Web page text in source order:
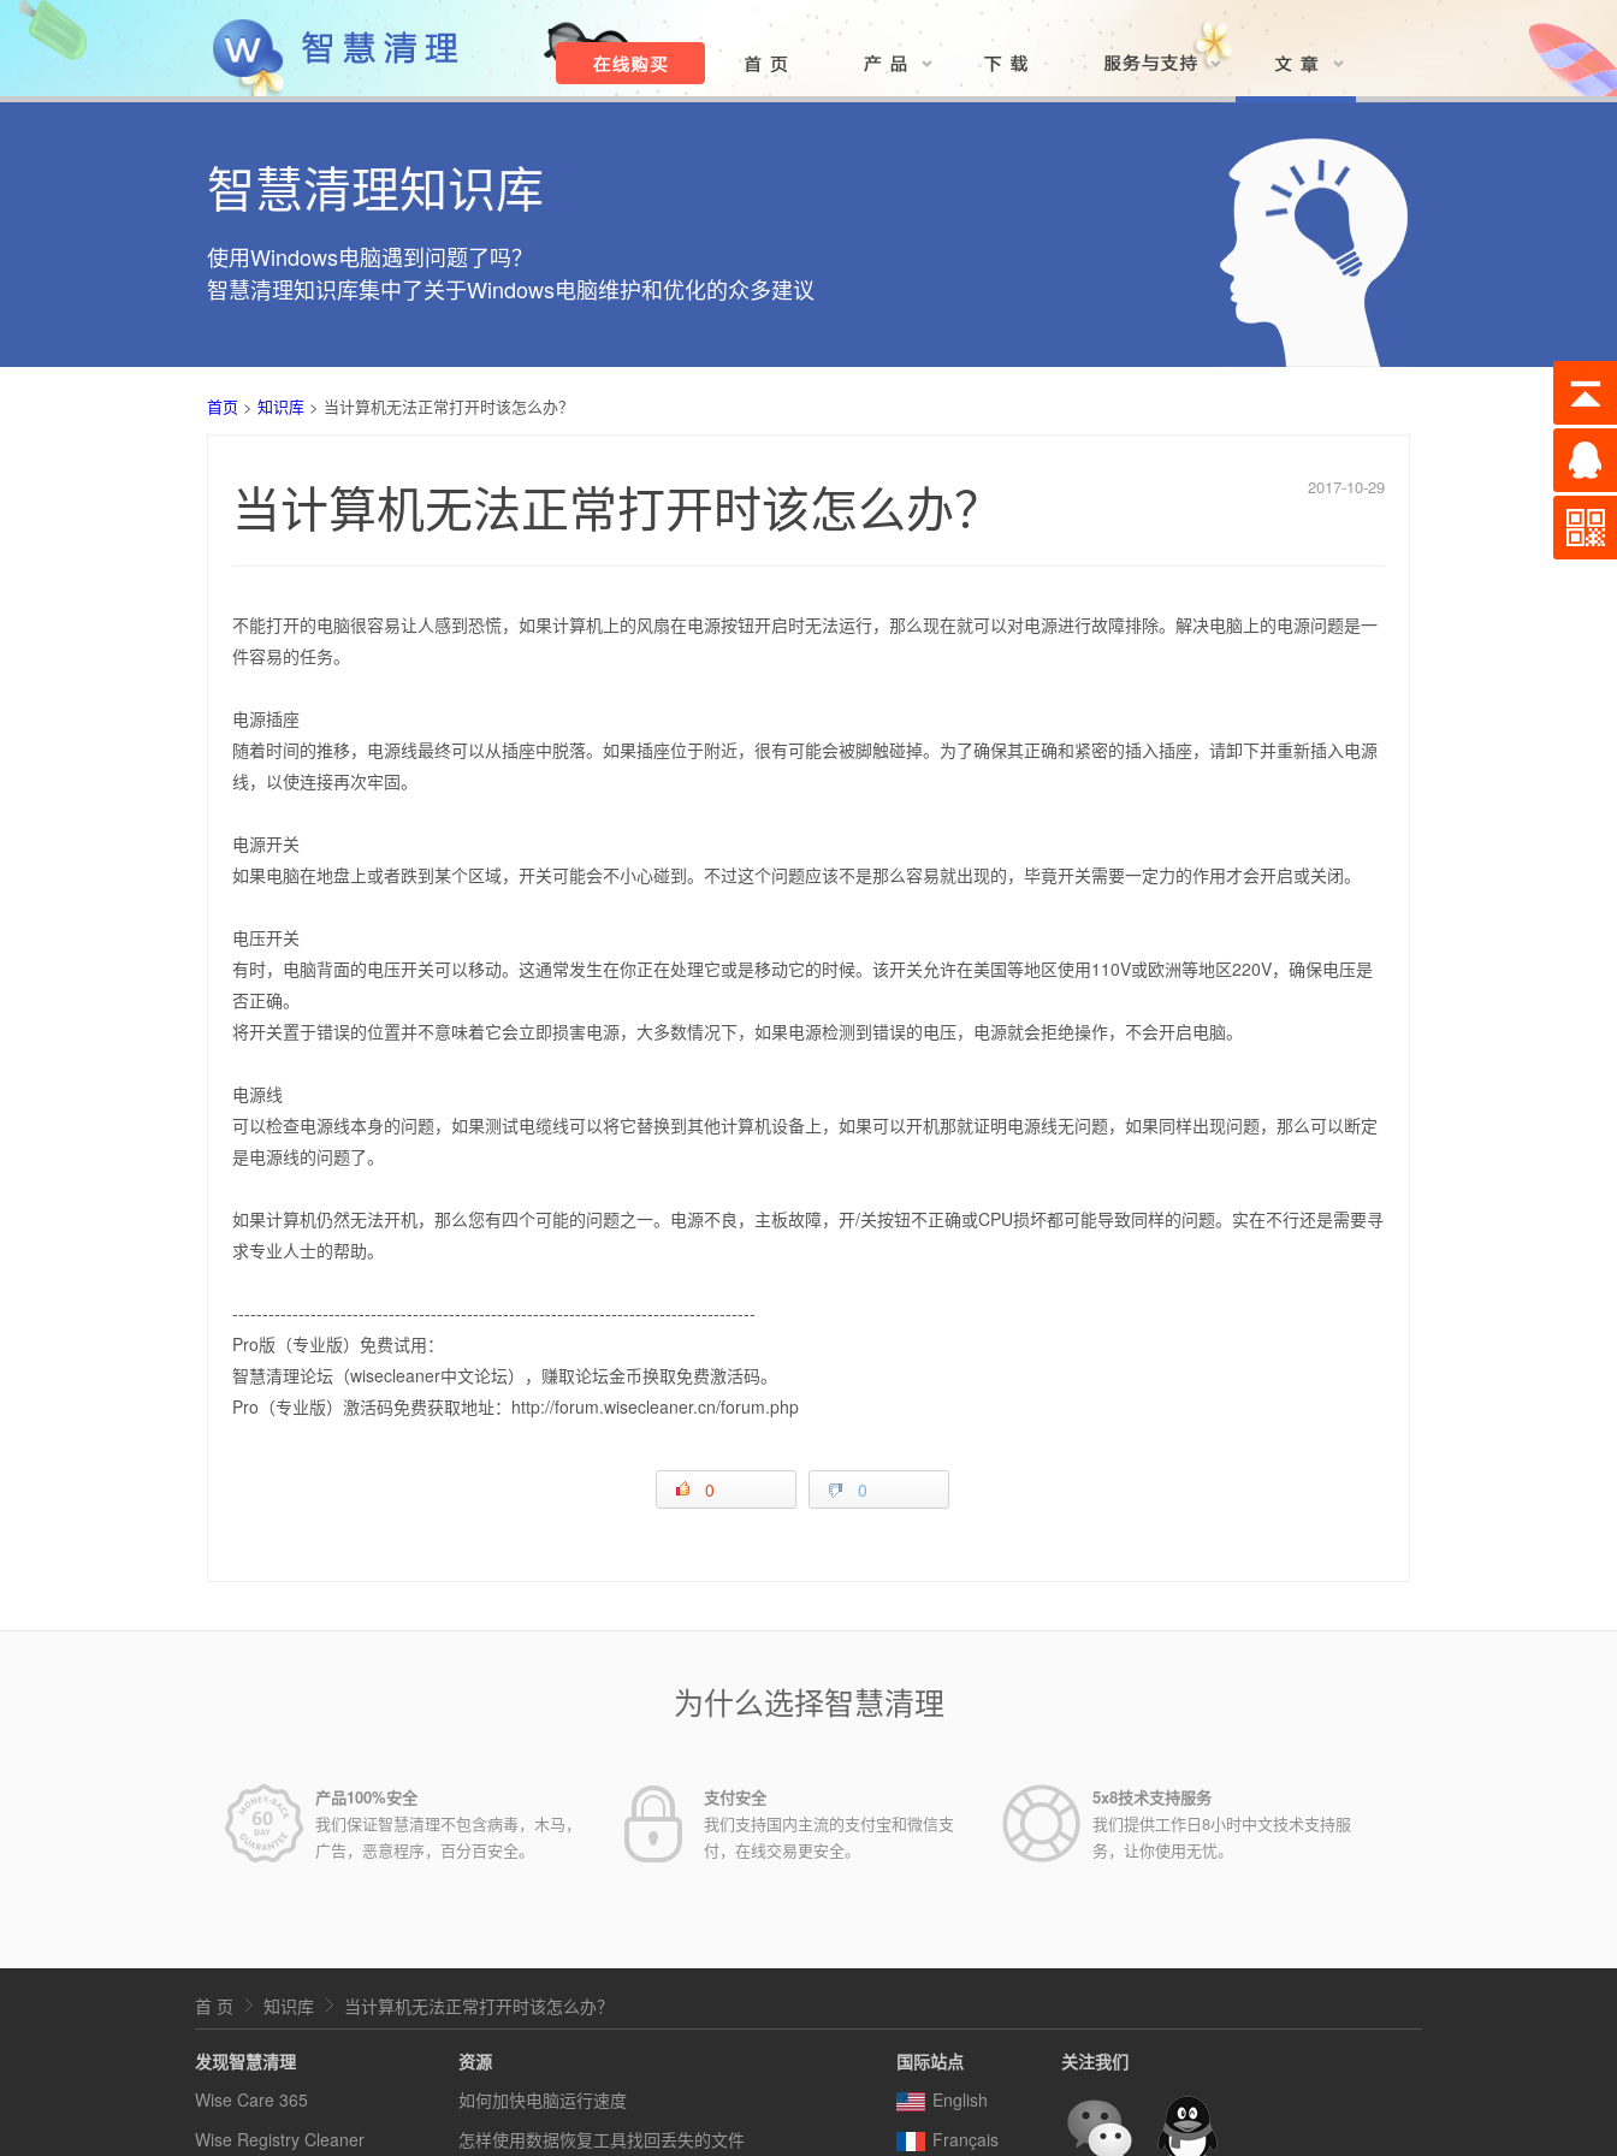
智慧清理知识库
使用Windows电脑遇到问题了吗？
智慧清理知识库集中了关于Windows电脑维护和优化的众多建议
首页 > 知识库 > 当计算机无法正常打开时该怎么办？
2017-10-29
当计算机无法正常打开时该怎么办？
不能打开的电脑很容易让人感到恐慌，如果计算机上的风扇在电源按钮开启时无法运行，那么现在就可以对电源进行故障排除。解决电脑上的电源问题是一
件容易的任务。
电源插座
随着时间的推移，电源线最终可以从插座中脱落。如果插座位于附近，很有可能会被脚触碰掉。为了确保其正确和紧密的插入插座，请卸下并重新插入电源
线，以使连接再次牢固。
电源开关
如果电脑在地盘上或者跌到某个区域，开关可能会不小心碰到。不过这个问题应该不是那么容易就出现的，毕竟开关需要一定力的作用才会开启或关闭。
电压开关
有时，电脑背面的电压开关可以移动。这通常发生在你正在处理它或是移动它的时候。该开关允许在美国等地区使用110V或欧洲等地区220V，确保电压是
否正确。
将开关置于错误的位置并不意味着它会立即损害电源，大多数情况下，如果电源检测到错误的电压，电源就会拒绝操作，不会开启电脑。
电源线
可以检查电源线本身的问题，如果测试电缆线可以将它替换到其他计算机设备上，如果可以开机那就证明电源线无问题，如果同样出现问题，那么可以断定
是电源线的问题了。
如果计算机仍然无法开机，那么您有四个可能的问题之一。电源不良，主板故障，开/关按钮不正确或CPU损坏都可能导致同样的问题。实在不行还是需要寻
求专业人士的帮助。
---------------------------------------------------------------------------------------
Pro版（专业版）免费试用：
智慧清理论坛（wisecleaner中文论坛），赚取论坛金币换取免费激活码。
Pro（专业版）激活码免费获取地址：http://forum.wisecleaner.cn/forum.php
0 0
为什么选择智慧清理
产品100%安全
我们保证智慧清理不包含病毒，木马，
广告，恶意程序，百分百安全。
支付安全
我们支持国内主流的支付宝和微信支
付，在线交易更安全。
5x8技术支持服务
我们提供工作日8小时中文技术支持服
务，让你使用无忧。
首 页 知识库 当计算机无法正常打开时该怎么办？
发现智慧清理
Wise Care 365
Wise Registry Cleaner
资源
如何加快电脑运行速度
怎样使用数据恢复工具找回丢失的文件
国际站点
English
Français
关注我们